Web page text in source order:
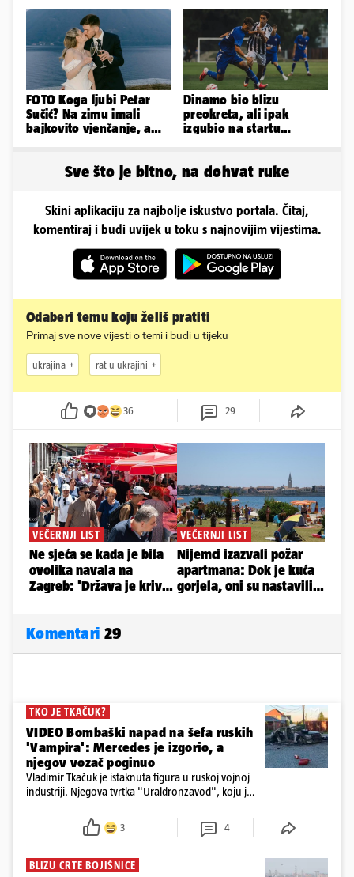
FOTO Koga ljubi Petar
Sučić? Na zimu imali
bajkovito vjenčanje, a
Dinamo bio blizu
preokreta, ali ipak
izgubio na startu
Sve što je bitno, na dohvat ruke
Skini aplikaciju za najbolje iskustvo portala. Čitaj,
komentiraj i budi uvijek u toku s najnovijim vijestima.
Odaberi temu koju želiš pratiti
Primaj sve nove vijesti o temi i budi u tijeku
ukrajina rat u ukrajini
36 29
Komentari 29
TKO JE TKAČUK?
VIDEO Bombaški napad na šefa ruskih
'Vampira': Mercedes je izgorio, a
njegov vozač poginuo
Vladimir Tkačuk je istaknuta figura u ruskoj vojnoj
industriji. Njegova tvrtka "Uraldronzavod", koju je
View) dronove iz obitelji "Upir"
3 4
BLIZU CRTE BOJIŠNICE